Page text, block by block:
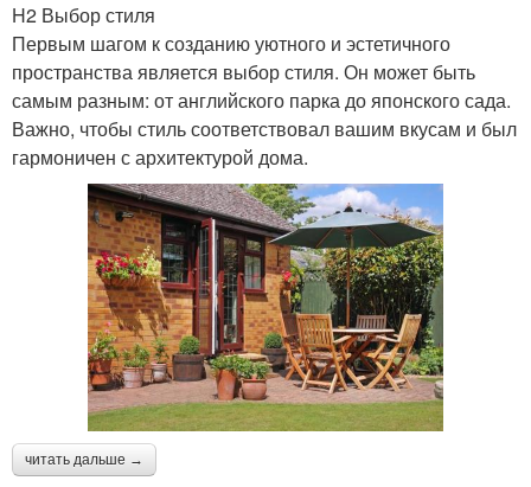
H2 Выбор стиля
Первым шагом к созданию уютного и эстетичного
пространства является выбор стиля. Он может быть
самым разным: от английского парка до японского сада.
Важно, чтобы стиль соответствовал вашим вкусам и был
гармоничен с архитектурой дома.
читать дальше →